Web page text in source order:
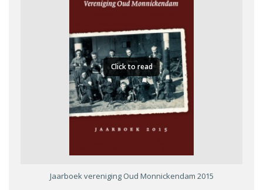
Click to read
Jaarboek vereniging Oud Monnickendam 2015